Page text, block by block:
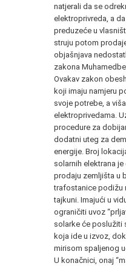
natjerali da se
elektroprivreda, a
preduzeće u
struju potom
objašnjava
zakona
Ovakav zakon
koji imaju namjeru
svoje potrebe, a
elektroprivedama.
procedure za
dodatni uteg za
energije. Broj
solarnih elektrana
prodaju zemljišta u
trafostanice podižu
tajkuni. Imajući u
ograničiti uvoz
solarke će poslužiti
koja ide u izvoz,
mirisom spaljenog
U konačnici, onaj